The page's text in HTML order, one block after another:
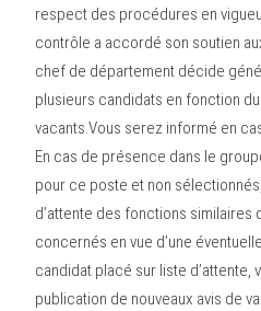
respect des procédures en
contrôle a accordé son soutien
chef de département décide
plusieurs candidats en fonction
vacants.Vous serez informé en
En cas de présence dans le
pour ce poste et non
d’attente des fonctions similaires
concernés en vue d’une
candidat placé sur liste d’attente,
publication de nouveaux avis de